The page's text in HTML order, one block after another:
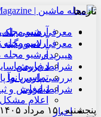
آرشیو
آرشیو مجله
آرشیو مجله
درباره ما
تماس با ما
تبلیغات
اعلام
اخبار
تازه‌ها
معرفی هنسی بلک‌برد ۲۰۳۰: بازگشت
هیبریدی
شرایط فروش
بررسی پارس نوآ
شرایط فروش و
پنجشنبه , ۱۵ مرداد ۱۴۰۵